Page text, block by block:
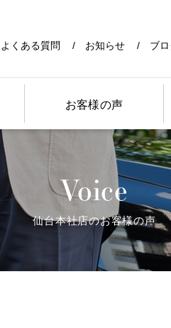
よくある質問 お知らせ ブ
お客様の声
Voice
仙台本社店のお客様の声